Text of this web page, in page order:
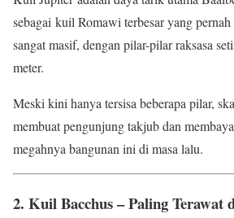
sebagai kuil Romawi terbesar yang
sangat masif, dengan pilar-pilar raksasa
meter.
Meski kini hanya tersisa beberapa pilar,
membuat pengunjung takjub dan
megahnya bangunan ini di masa lalu.
2. Kuil Bacchus – Paling Terawat